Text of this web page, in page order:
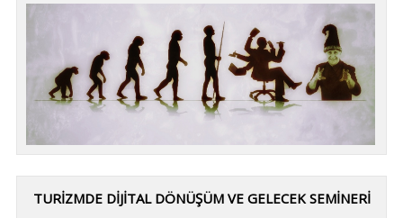
TURİZMDE DİJİTAL DÖNÜŞÜM VE GELECEK SEMİNERİ